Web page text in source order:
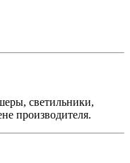
светильники,
производителя.